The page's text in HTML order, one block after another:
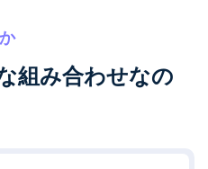
組み合わせなの